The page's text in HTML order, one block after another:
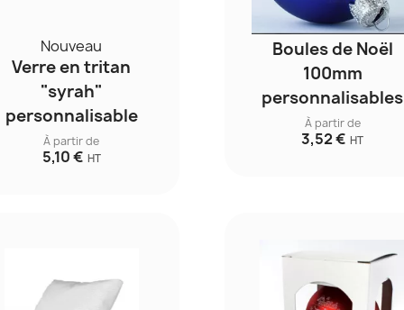
Nouveau
Verre en tritan
"syrah"
personnalisable
À partir de
5,10 € HT
Boules de Noël
100mm
personnalisables
À partir de
3,52 € HT